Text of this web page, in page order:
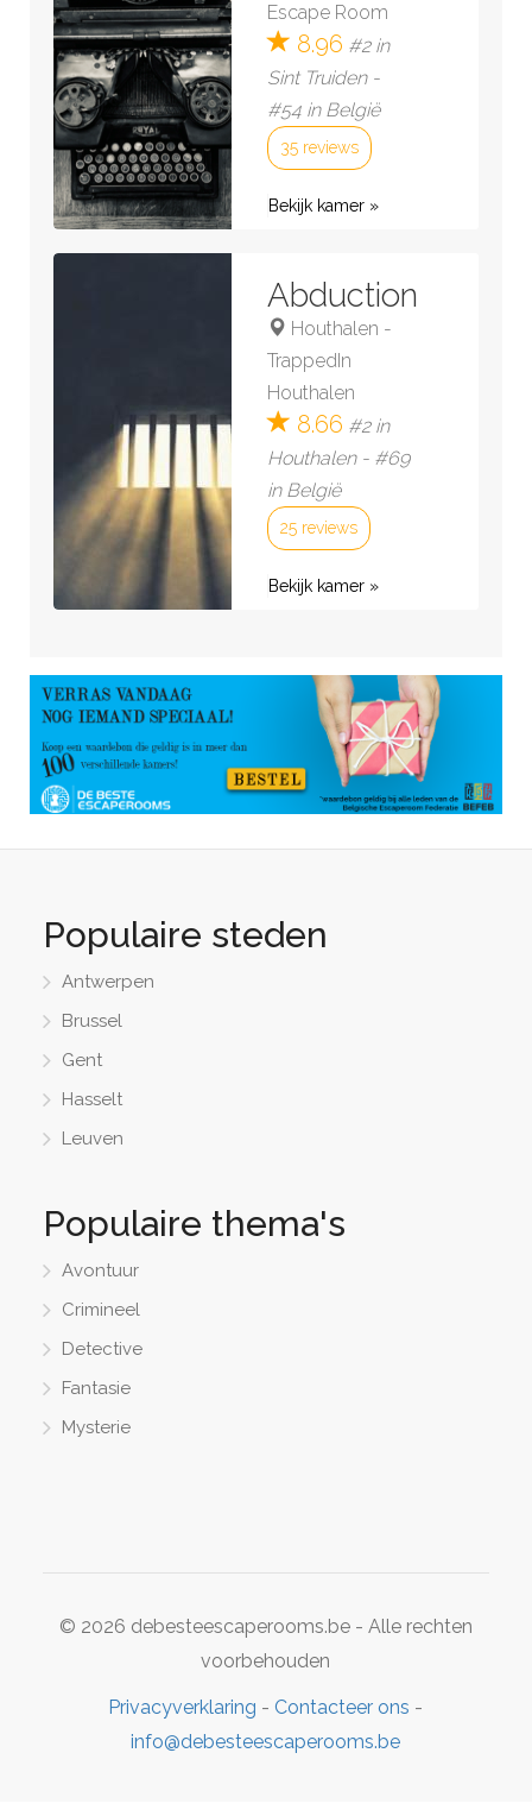
Escape Room
8.96 #2 in
Sint Truiden -
#54 in België
35 reviews
Bekijk kamer »
Abduction
Houthalen -
TrappedIn
Houthalen
8.66 #2 in
Houthalen - #69
in België
25 reviews
Bekijk kamer »
Populaire steden
Antwerpen
Brussel
Gent
Hasselt
Leuven
Populaire thema's
Avontuur
Crimineel
Detective
Fantasie
Mysterie
© 2026 debesteescaperooms.be - Alle rechten
voorbehouden
Privacyverklaring - Contacteer ons -
info@debesteescaperooms.be